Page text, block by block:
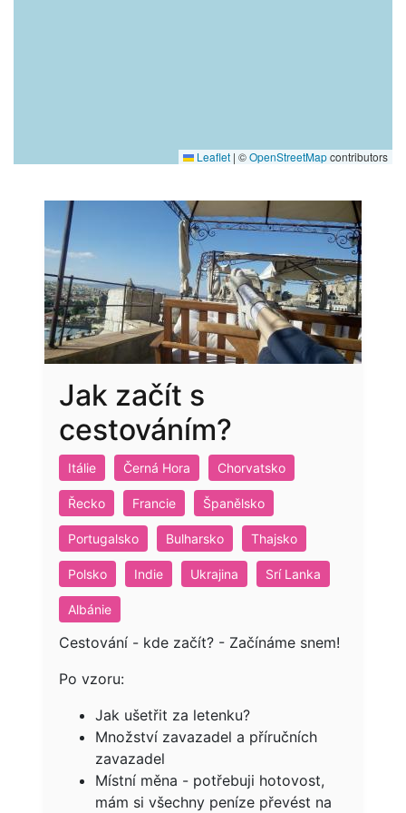
Leaflet | ©OpenStreetMapcontributors
Jak začít s
cestováním?
Itálie Černá Hora Chorvatsko
Řecko Francie Španělsko
Portugalsko Bulharsko Thajsko
Polsko Indie Ukrajina Srí Lanka
Albánie
Cestování - kde začít? - Začínáme snem!
Po vzoru:
Jak ušetřit za letenku?
Množství zavazadel a příručních
zavazadel
Místní měna - potřebuji hotovost,
mám si všechny peníze převést na